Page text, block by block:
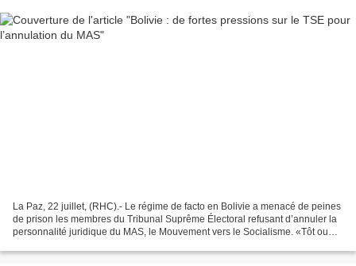
La Paz, 22 juillet, (RHC).- Le régime de facto en Bolivie a menacé de peines
de prison les membres du Tribunal Suprême Électoral refusant d’annuler la
personnalité juridique du MAS, le Mouvement vers le Socialisme. «Tôt ou